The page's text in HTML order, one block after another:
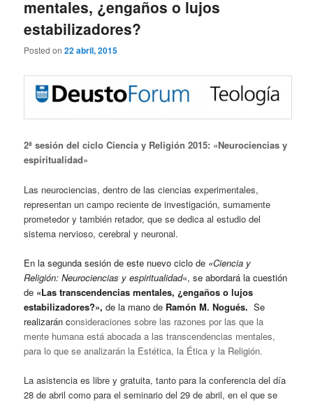
mentales, ¿engaños o lujos
estabilizadores?
Posted on22 abril, 2015
2ª sesión del ciclo Ciencia y Religión 2015: «Neurociencias y
espiritualidad»
Las neurociencias, dentro de las ciencias experimentales,
representan un campo reciente de investigación, sumamente
prometedor y también retador, que se dedica al estudio del
sistema nervioso, cerebral y neuronal.
En la segunda sesión de este nuevo ciclo de «Ciencia y
Religión: Neurociencias y espiritualidad«, se abordará la cuestión
de «Las transcendencias mentales, ¿engaños o lujos
estabilizadores?»,de la mano de Ramón M. Nogués. Se
realizarán consideraciones sobre las razones por las que la
mente humana está abocada a las transcendencias mentales,
para lo que se analizarán la Estética, la Ética y la Religión.
La asistencia es libre y gratuita, tanto para la conferencia del día
28 de abril como para el seminario del 29 de abril, en el que se